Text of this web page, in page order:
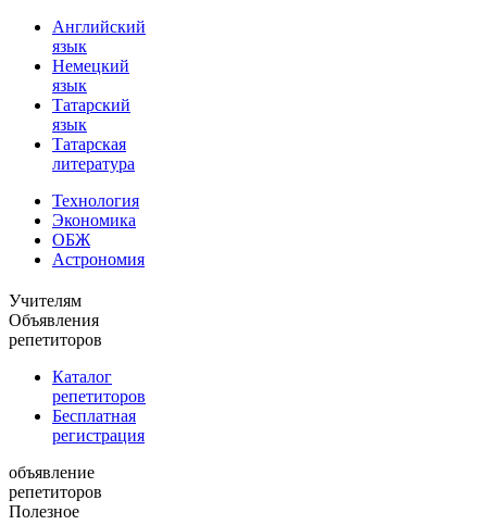
Английский
язык
Немецкий
язык
Татарский
язык
Татарская
литература
Технология
Экономика
ОБЖ
Астрономия
Учителям
Объявления
репетиторов
Каталог
репетиторов
Бесплатная
регистрация
объявление
репетиторов
Полезное